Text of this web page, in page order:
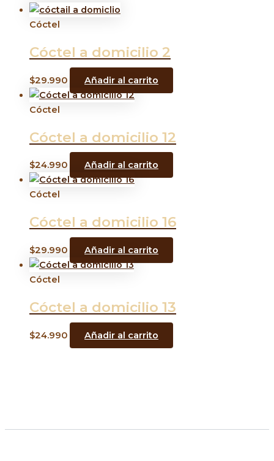
Cóctel
Cóctel a domicilio 2
$29.990 Añadir al carrito
Cóctel
Cóctel a domicilio 12
$24.990 Añadir al carrito
Cóctel
Cóctel a domicilio 16
$29.990 Añadir al carrito
Cóctel
Cóctel a domicilio 13
$24.990 Añadir al carrito